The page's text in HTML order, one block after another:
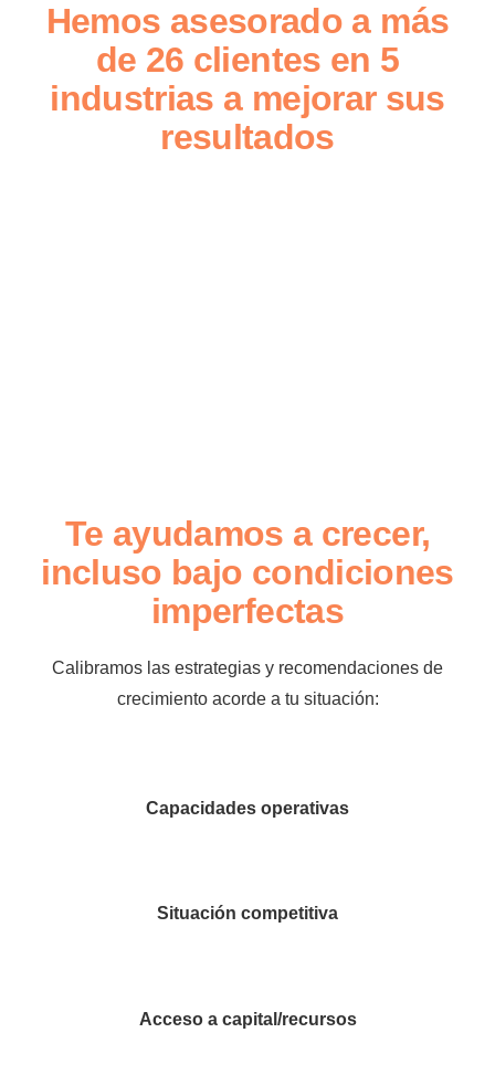
Hemos asesorado a más
de 26 clientes en 5
industrias a mejorar sus
resultados
Te ayudamos a crecer,
incluso bajo condiciones
imperfectas
Calibramos las estrategias y recomendaciones de
crecimiento acorde a tu situación:
Capacidades operativas
Situación competitiva
Acceso a capital/recursos